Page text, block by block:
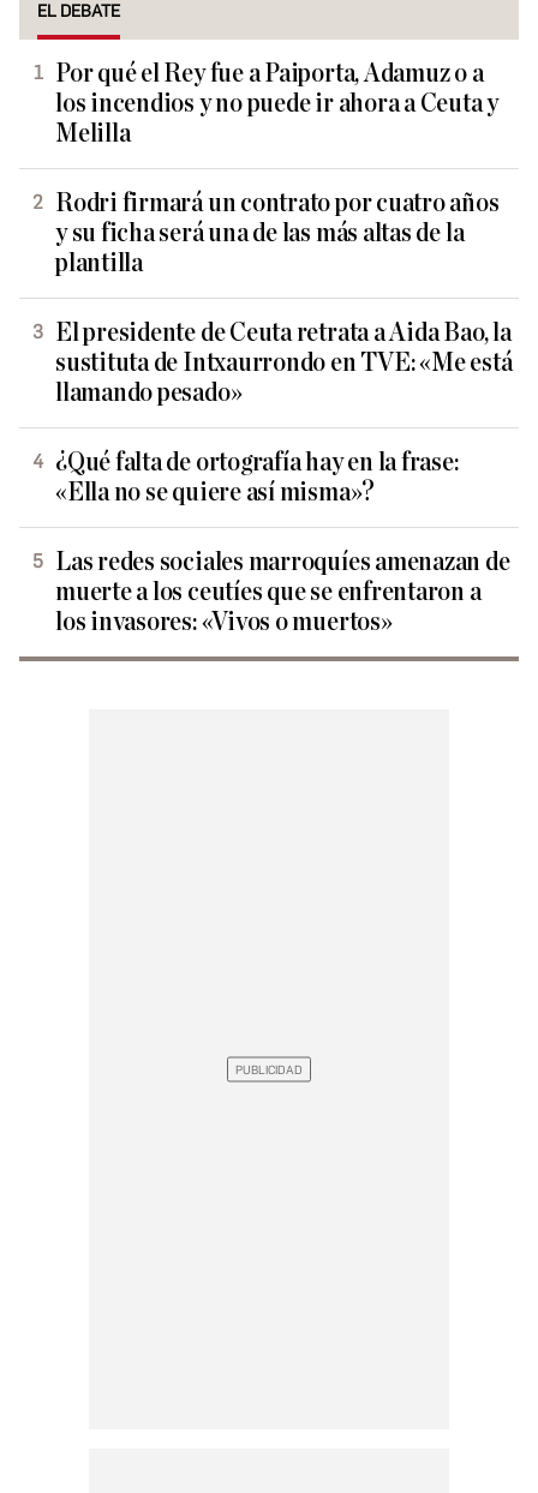
EL DEBATE
Por qué el Rey fue a Paiporta, Adamuz o a
los incendios y no puede ir ahora a Ceuta y
Melilla
Rodri firmará un contrato por cuatro años
y su ficha será una de las más altas de la
plantilla
El presidente de Ceuta retrata a Aida Bao, la
sustituta de Intxaurrondo en TVE: «Me está
llamando pesado»
¿Qué falta de ortografía hay en la frase:
«Ella no se quiere así misma»?
Las redes sociales marroquíes amenazan de
muerte a los ceutíes que se enfrentaron a
los invasores: «Vivos o muertos»